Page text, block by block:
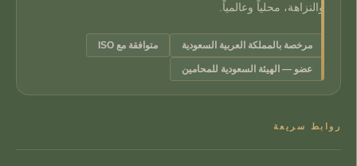
والنزاهة، محلياً وعالمياً.
مرخصة بالمملكة العربية السعودية متوافقة مع ISO
عضو — الهيئة السعودية للمحامين
روابط سريعة